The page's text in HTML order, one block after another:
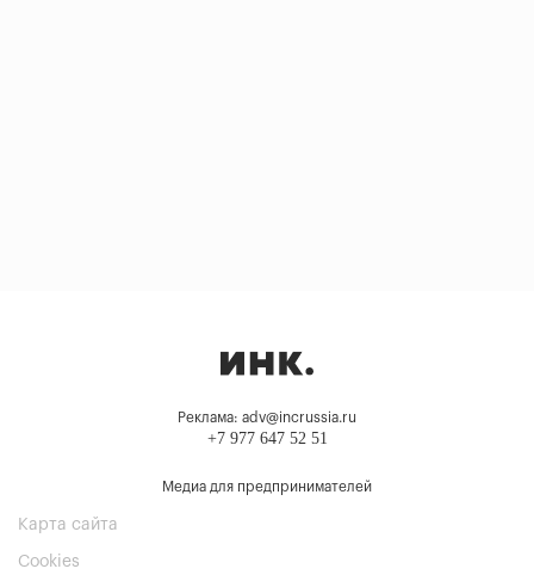
Реклама: adv@incrussia.ru
+7 977 647 52 51
Медиа для предпринимателей
Карта сайта
Cookies